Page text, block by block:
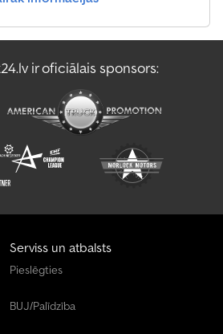
ir oficiālais sponsors:
Serviss un atbalsts
Pieslēgties
BUJ/Palīdzība